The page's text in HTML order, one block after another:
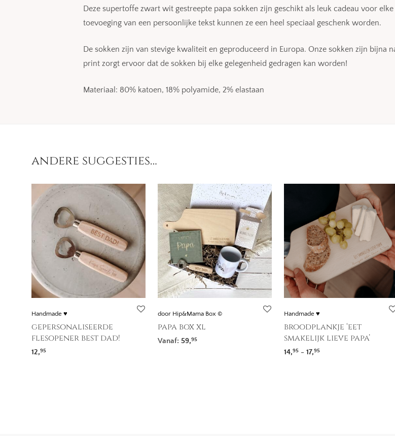
Deze supertoffe zwart wit gestreepte papa sokken zijn geschikt als leuk cadeau voor
toevoeging van een persoonlijke tekst kunnen ze een heel speciaal geschenk worden.
De sokken zijn van stevige kwaliteit en geproduceerd in Europa. Onze sokken zijn bijna
print zorgt ervoor dat de sokken bij elke gelegenheid gedragen kan worden!
Materiaal: 80% katoen, 18% polyamide, 2% elastaan
andere suggesties…
Handmade ♥
gepersonaliseerde
flesopener best dad!
12,95
door Hip&Mama Box ©
papa box xl
Vanaf: 59,95
Handmade ♥
broodplankje ‘eet
smakelijk lieve papa’
14,95 - 17,95Prijsklasse: 14,95 tot